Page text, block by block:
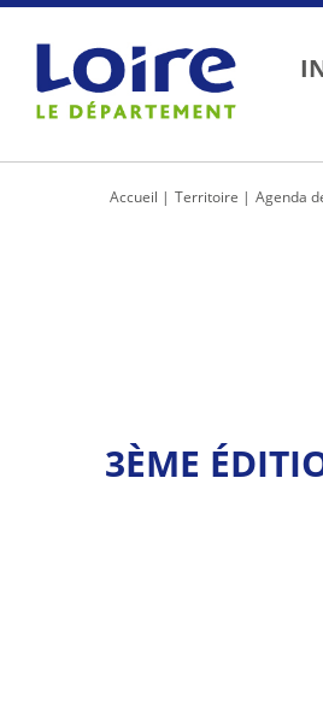
Accueil Territoire Agenda
3ÈME